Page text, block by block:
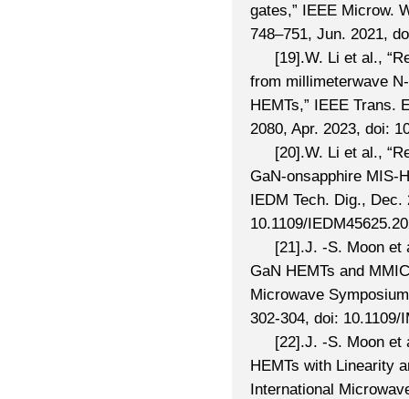
gates,” IEEE Microw.
748–751, Jun. 2021,
[19].W. Li et al.,
from millimeterwave
HEMTs,” IEEE Trans.
2080, Apr. 2023, doi:
[20].W. Li et al.,
GaN-onsapphire MIS-
IEDM Tech. Dig., Dec.
10.1109/
[21].J. -S. Moon et
GaN HEMTs and
Microwave
302-304, doi: 10.1109/
[22].J. -S. Moon et
HEMTs with Linearity
International